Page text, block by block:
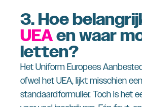
3.Hoe
UEAen waar
letten?
Het Uniform Europees
ofwel het UEA, lijkt misschien een
standaardformulier. Toch is het